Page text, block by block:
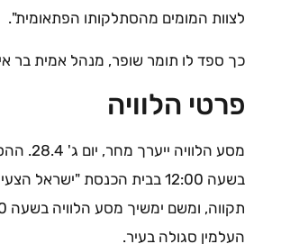
לצוות המומים מהסתלקותו הפתאומית".
כך ספד לו תומר שופר, מנהל אמית בר
פרטי הלוויה
מסע הלוויה
בשעה 12:00 בבית הכנסת "ישראל
העלמין סגולה בעיר.